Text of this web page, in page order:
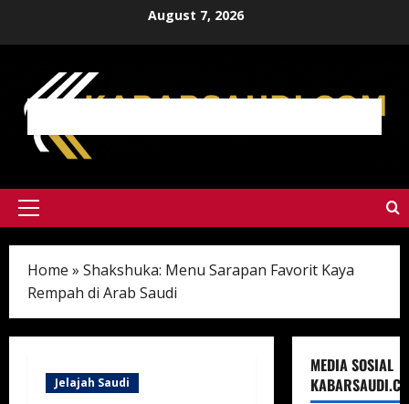
August 7, 2026
Primary
Home » Shakshuka: Menu Sarapan Favorit Kaya
Rempah di Arab Saudi
Jelajah Saudi
MEDIA SOSIAL